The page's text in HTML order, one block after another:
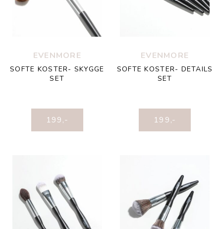
EVENMORE
SOFTE KOSTER- SKYGGE
SET
199,-
EVENMORE
SOFTE KOSTER- DETAILS
SET
199,-